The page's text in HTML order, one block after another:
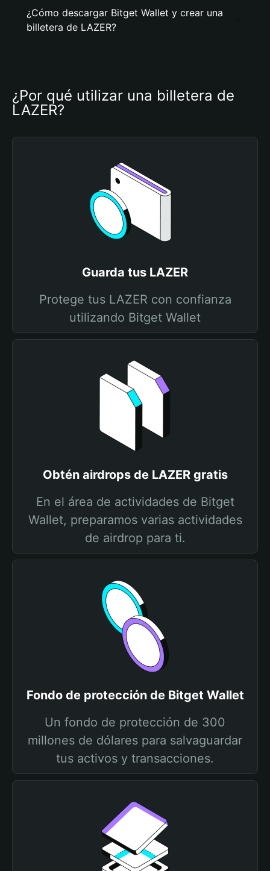
¿Cómo descargar Bitget Wallet y crear una
billetera de LAZER?
¿Por qué utilizar una billetera de
LAZER?
Guarda tus LAZER
Protege tus LAZER con confianza
utilizando Bitget Wallet
Obtén airdrops de LAZER gratis
En el área de actividades de Bitget
Wallet, preparamos varias actividades
de airdrop para ti.
Fondo de protección de Bitget Wallet
Un fondo de protección de 300
millones de dólares para salvaguardar
tus activos y transacciones.